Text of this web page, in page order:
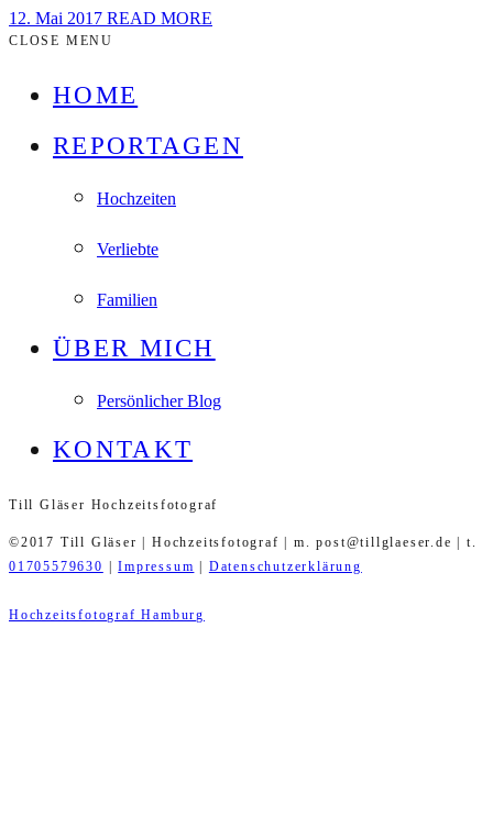
12. Mai 2017 READ MORE
CLOSE MENU
HOME
REPORTAGEN
Hochzeiten
Verliebte
Familien
ÜBER MICH
Persönlicher Blog
KONTAKT
Till Gläser Hochzeitsfotograf
©2017 Till Gläser | Hochzeitsfotograf | m. post@tillglaeser.de | t.
01705579630
|Impressum Datenschutzerklärung
Hochzeitsfotograf Hamburg